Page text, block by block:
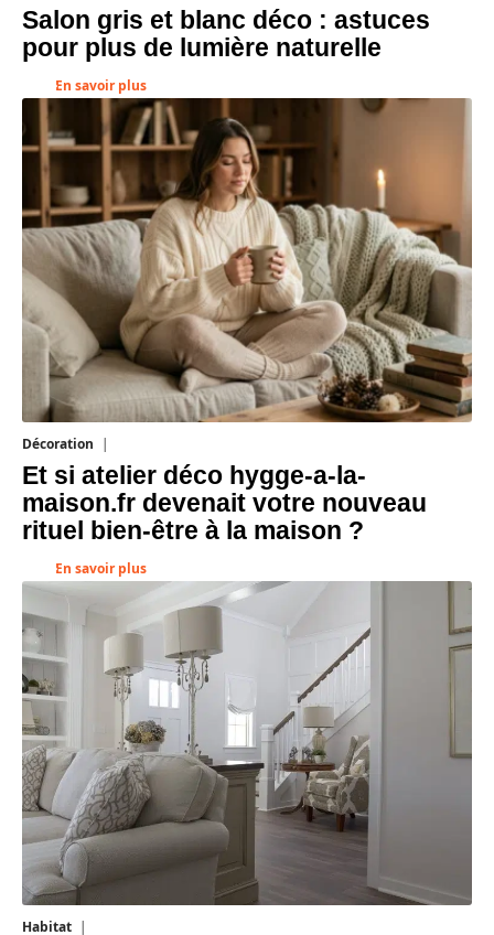
Salon gris et blanc déco : astuces
pour plus de lumière naturelle
En savoir plus
Décoration
Et si atelier déco hygge-a-la-
maison.fr devenait votre nouveau
rituel bien-être à la maison ?
En savoir plus
Habitat